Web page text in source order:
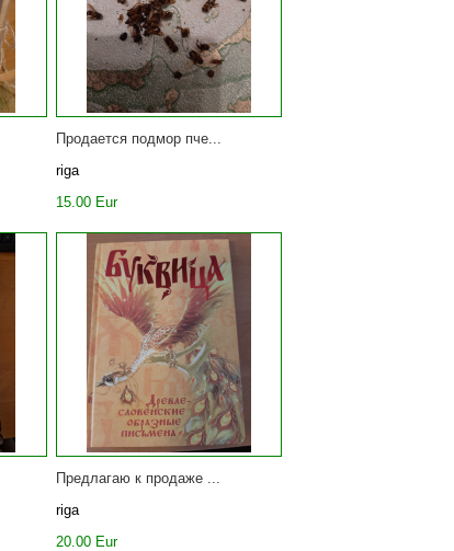
Продается подмор пче...
riga
15.00 Eur
Предлагаю к продаже ...
riga
20.00 Eur